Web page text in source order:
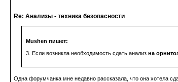
Re: Анализы - техника безопасности
Mushen пишет:
3. Если возникла необходимость сдать анализ на
Одна форумчанка мне недавно рассказала, что она хотела